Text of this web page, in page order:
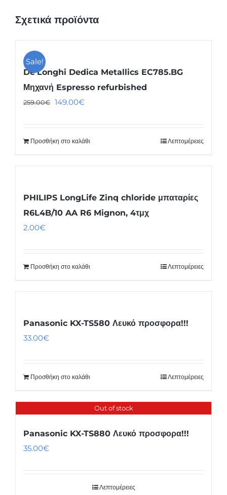
Σχετικά προϊόντα
Sale!
De’Longhi Dedica Metallics EC785.BG
Μηχανή Espresso refurbished
259.00€ Original
259.00€.
149.00€Η
είναι:
Προσθήκη στο καλάθι Λεπτομέρειες
PHILIPS LongLife Zinq chloride μπαταρίες
R6L4B/10 AA R6 Mignon, 4τμχ
2.00€
Προσθήκη στο καλάθι Λεπτομέρειες
Panasonic KX-TS580 Λευκό προσφορα!!!
33.00€
Προσθήκη στο καλάθι Λεπτομέρειες
Out of stock
Panasonic KX-TS880 Λευκό προσφορα!!!
35.00€
Λεπτομέρειες